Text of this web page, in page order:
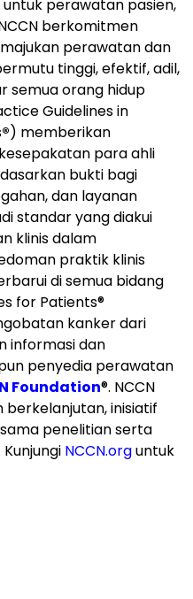
untuk perawatan pasien,
berkomitmen
perawatan dan
tinggi, efektif, adil,
semua orang hidup
Guidelines in
®) memberikan
para ahli
bukti bagi
dan layanan
standar yang diakui
klinis dalam
praktik klinis
di semua bidang
for Patients®
kanker dari
informasi dan
penyedia perawatan
Foundation®. NCCN
berkelanjutan, inisiatif
penelitian serta
NCCN.orguntuk